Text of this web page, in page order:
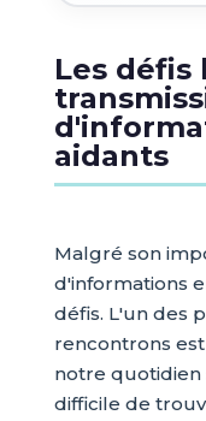
Les défis
aidants
Malgré son
d'informations
défis. L'un des
rencontrons
notre quotidien
difficile de